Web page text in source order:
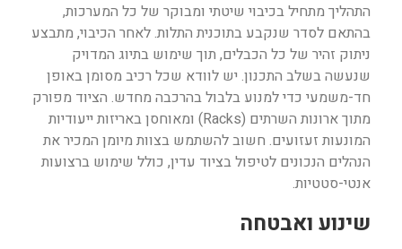
התהליך מתחיל בכיבוי שיטתי ומבוקר של כל המערכות,
בהתאם לסדר שנקבע בתוכנית התלות. לאחר הכיבוי, מתבצע
ניתוק זהיר של כל הכבלים, תוך שימוש בתיוג המדויק
שנעשה בשלב התכנון. יש לוודא שכל רכיב מסומן באופן
חד-משמעי כדי למנוע בלבול בהרכבה מחדש. הציוד מפורק
מתוך ארונות השרתים (Racks) ומאוחסן באריזות ייעודיות
המונעות זעזועים. חשוב להשתמש בצוות מיומן המכיר את
הנהלים הנכונים לטיפול בציוד עדין, כולל שימוש ברצועות
אנטי-סטטיות.
שינוע ואבטחה